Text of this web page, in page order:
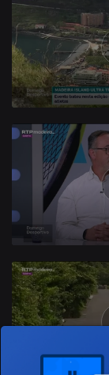
921823